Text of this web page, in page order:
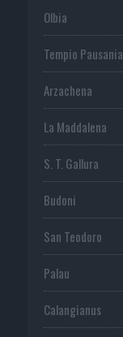
Olbia
Tempio Pausania
Arzachena
La Maddalena
S. T. Gallura
Budoni
San Teodoro
Palau
Calangianus